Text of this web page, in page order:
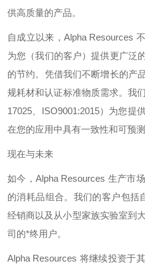
供高质量的产品。
自成立以来， Alpha Resources
为您（我们的客户）提供更广泛
的节约。凭借我们不断增长的产
规耗材和认证标准物质需求。我
17025
ISO9001:2015）为您提
在您的应用中具有一致性和可预测
现在与未来
如今， Alpha Resources 生产市
的消耗品组合。我们的客户包括
经销商以及从小型家族实验室到
司的*终用户。
Alpha Resources 将继续投资于